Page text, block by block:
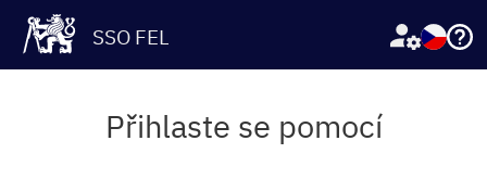
SSO FEL
Přihlaste se pomocí